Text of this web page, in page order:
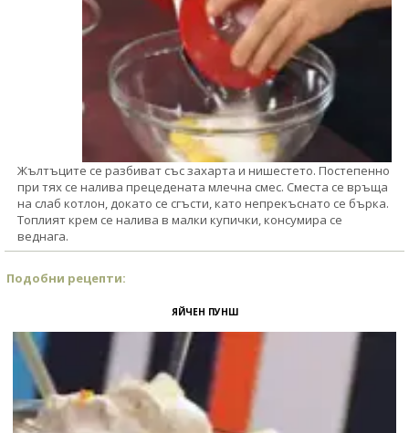
Жълтъците се разбиват със захарта и нишестето. Постепенно
при тях се налива прецедената млечна смес. Сместа се връща
на слаб котлон, докато се сгъсти, като непрекъснато се бърка.
Топлият крем се налива в малки купички, консумира се
веднага.
Подобни рецепти:
ЯЙЧЕН ПУНШ